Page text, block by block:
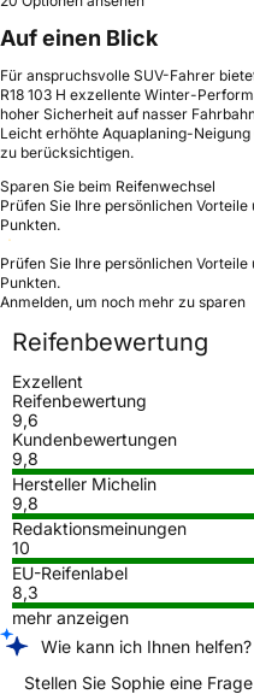
Auf einen Blick
Für anspruchsvolle SUV-Fahrer
R18 103 H exzellente Winter-
hoher Sicherheit auf nasser
Leicht erhöhte Aquaplaning-
zu berücksichtigen.
Sparen Sie beim Reifenwechsel
Prüfen Sie Ihre persönlichen
Punkten.
Prüfen Sie Ihre persönlichen
Punkten.
Anmelden, um noch mehr zu sparen
Reifenbewertung
Exzellent
Reifenbewertung
9,6
Kundenbewertungen
9,8
Hersteller Michelin
9,8
Redaktionsmeinungen
10
EU-Reifenlabel
8,3
mehr anzeigen
Wie kann ich Ihnen helfen?
Stellen Sie Sophie eine Frage